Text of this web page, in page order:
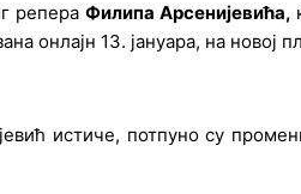
репера Филипа Арсенијевића,
онлајн 13. јануара, на новој
истиче, потпуно су